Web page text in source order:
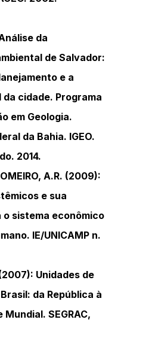
da
de Salvador:
e a
cidade. Programa
em Geologia.
da Bahia. IGEO.
2014.
A.R. (2009):
e sua
sistema econômico
IE/UNICAMP n.
Unidades de
da República à
SEGRAC,